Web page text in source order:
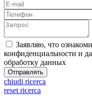
Заявляю, что
конфиденциальности и
обработку данных
chiudi ricerca
reset ricerca